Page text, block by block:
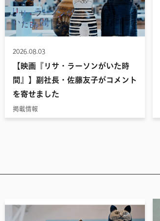
2026.08.03
【映画『リサ・ラーソンがいた時
間』】副社長・佐藤友子がコメント
を寄せました
掲載情報